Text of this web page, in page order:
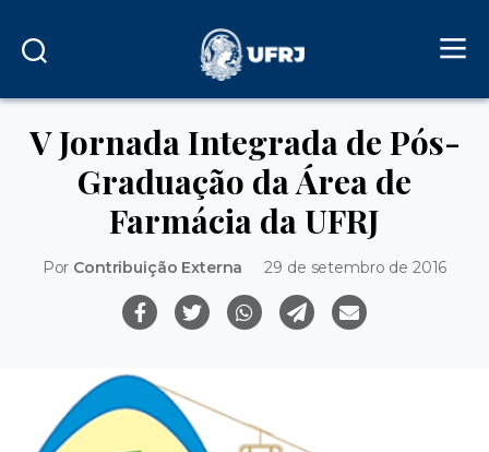
V Jornada Integrada de Pós-
Graduação da Área de
Farmácia da UFRJ
Por Contribuição Externa 29 de setembro de 2016